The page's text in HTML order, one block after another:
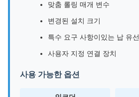
맞춤 롤링 매개 변수
변경된 설치 크기
특수 요구 사항이있는 납 유선
사용자 지정 연결 장치
사용 가능한 옵션